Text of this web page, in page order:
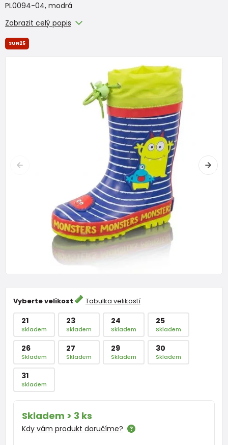
PL0094-04, modrá
Zobrazit celý popis
Vyberte velikost Tabulka velikostí
21
Skladem
23
Skladem
24
Skladem
25
Skladem
26
Skladem
27
Skladem
29
Skladem
30
Skladem
31
Skladem
Skladem > 3 ks
Kdy vám produkt doručíme?
SUN25